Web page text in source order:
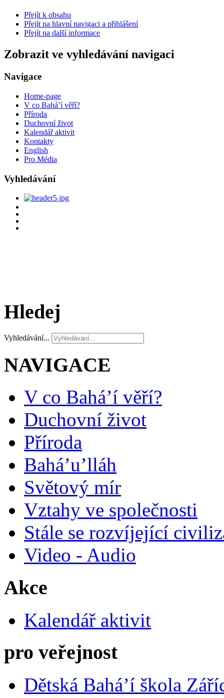
Přejít k obsahu
Přejít na hlavní navigaci a přihlášení
Přejít na další informace
Zobrazit ve vyhledávání navigaci
Navigace
Home-page
V co Bahá’í věří?
Příroda
Duchovní život
Kalendář aktivit
Kontakty
English
Pro Média
Vyhledávání
Hledej
Vyhledávání...
NAVIGACE
V co Bahá’í věří?
Duchovní život
Příroda
Bahá’u’lláh
Světový mír
Vztahy ve společnosti
Stále se rozvíjející
Video - Audio
Akce
Kalendář aktivit
pro veřejnost
Dětská Bahá’í škola